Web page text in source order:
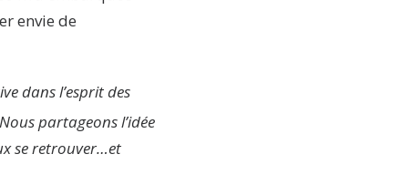
envie de
dans l’esprit des
partageons l’idée
se retrouver…et